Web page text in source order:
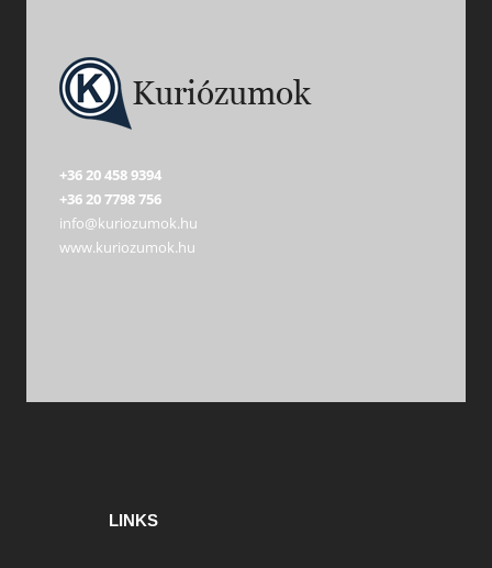
+36 20 458 9394
+36 20 7798 756
info@kuriozumok.hu
www.kuriozumok.hu
LINKS